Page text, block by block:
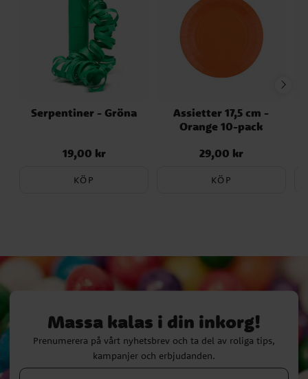
Serpentiner - Gröna
Pris: 19,00 kr
19,00 kr
KÖP
Assietter 17,5 cm -
Orange 10-pack
Pris: 29,00 kr
29,00 kr
KÖP
Massa kalas i din inkorg!
Prenumerera på vårt nyhetsbrev och ta del av roliga tips,
kampanjer och erbjudanden.